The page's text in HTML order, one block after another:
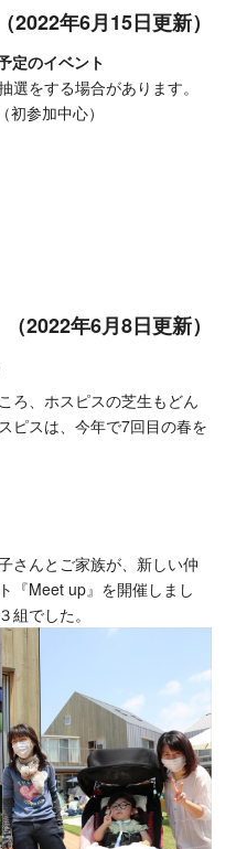
（2022年6月15日更新）
定のイベント
選をする場合があります。
参加中心）
（2022年6月8日更新）
ろ、ホスピスの芝生もどん
ピスは、今年で7回目の春を
さんとご家族が、新しい仲
『Meet up』を開催しまし
組でした。